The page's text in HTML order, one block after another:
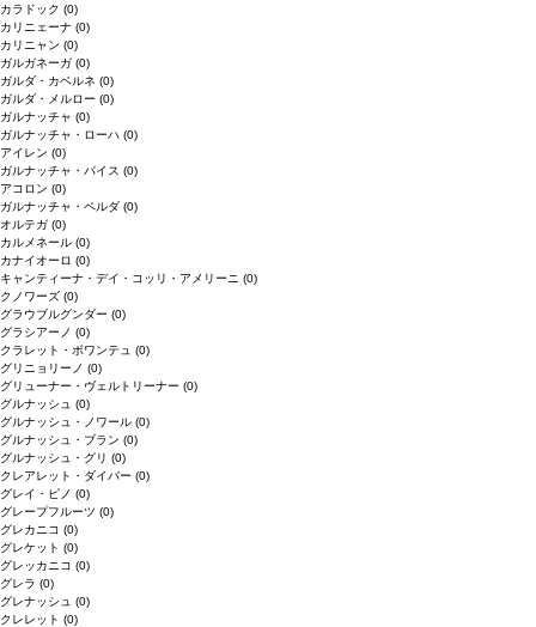
カラドック (0)
カリニェーナ (0)
カリニャン (0)
ガルガネーガ (0)
ガルダ・カベルネ (0)
ガルダ・メルロー (0)
ガルナッチャ (0)
ガルナッチャ・ローハ (0)
アイレン (0)
ガルナッチャ・パイス (0)
アコロン (0)
ガルナッチャ・ペルダ (0)
オルテガ (0)
カルメネール (0)
カナイオーロ (0)
キャンティーナ・デイ・コッリ・アメリーニ (0)
クノワーズ (0)
グラウブルグンダー (0)
グラシアーノ (0)
クラレット・ボワンテュ (0)
グリニョリーノ (0)
グリューナー・ヴェルトリーナー (0)
グルナッシュ (0)
グルナッシュ・ノワール (0)
グルナッシュ・ブラン (0)
グルナッシュ・グリ (0)
クレアレット・ダイバー (0)
グレイ・ピノ (0)
グレープフルーツ (0)
グレカニコ (0)
グレケット (0)
グレッカニコ (0)
グレラ (0)
グレナッシュ (0)
クレレット (0)